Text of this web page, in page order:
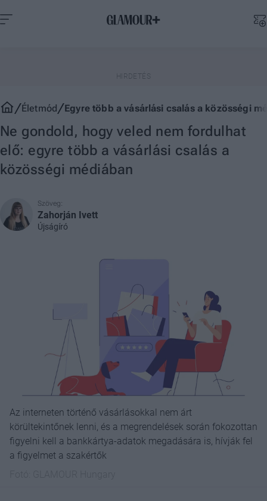
Életmód Egyre több a vásárlási csalás a közösségi
Ne gondold, hogy veled nem fordulhat
elő: egyre több a vásárlási csalás a
közösségi médiában
Szöveg:
Zahorján Ivett
Újságíró
Az interneten történő vásárlásokkal nem árt
körültekintőnek lenni, és a megrendelések során fokozottan
figyelni kell a bankkártya-adatok megadására is, hívják fel
a figyelmet a szakértők